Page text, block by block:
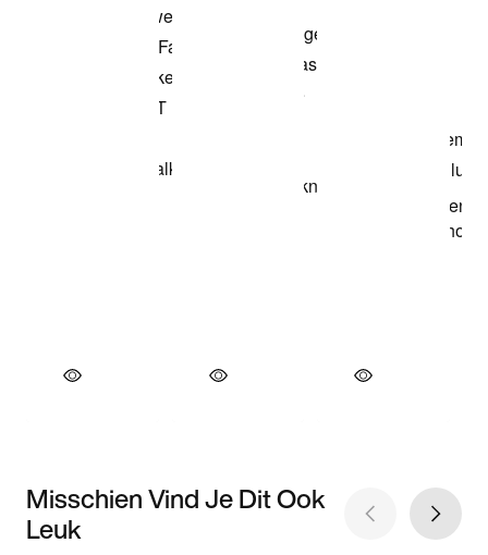
Misschien Vind Je Dit Ook
Leuk